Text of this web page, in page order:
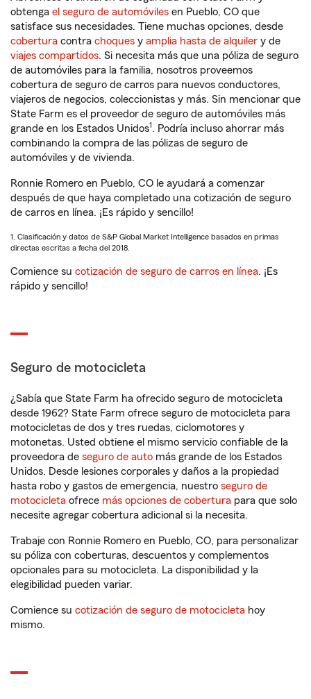
obtenga el seguro de automóviles en Pueblo, CO que
satisface sus necesidades. Tiene muchas opciones, desde
cobertura contra choques y amplia hasta de alquiler y de
viajes compartidos. Si necesita más que una póliza de seguro
de automóviles para la familia, nosotros proveemos
cobertura de seguro de carros para nuevos conductores,
viajeros de negocios, coleccionistas y más. Sin mencionar que
State Farm es el proveedor de seguro de automóviles más
grande en los Estados Unidos1. Podría incluso ahorrar más
combinando la compra de las pólizas de seguro de
automóviles y de vivienda.
Ronnie Romero en Pueblo, CO le ayudará a comenzar
después de que haya completado una cotización de seguro
de carros en línea. ¡Es rápido y sencillo!
1. Clasificación y datos de S&P Global Market Intelligence basados en primas
directas escritas a fecha del 2018.
Comience su cotización de seguro de carros en línea. ¡Es
rápido y sencillo!
Seguro de motocicleta
¿Sabía que State Farm ha ofrecido seguro de motocicleta
desde 1962? State Farm ofrece seguro de motocicleta para
motocicletas de dos y tres ruedas, ciclomotores y
motonetas. Usted obtiene el mismo servicio confiable de la
proveedora de seguro de auto más grande de los Estados
Unidos. Desde lesiones corporales y daños a la propiedad
hasta robo y gastos de emergencia, nuestro seguro de
motocicleta ofrece más opciones de cobertura para que solo
necesite agregar cobertura adicional si la necesita.
Trabaje con Ronnie Romero en Pueblo, CO, para personalizar
su póliza con coberturas, descuentos y complementos
opcionales para su motocicleta. La disponibilidad y la
elegibilidad pueden variar.
Comience su cotización de seguro de motocicleta hoy
mismo.